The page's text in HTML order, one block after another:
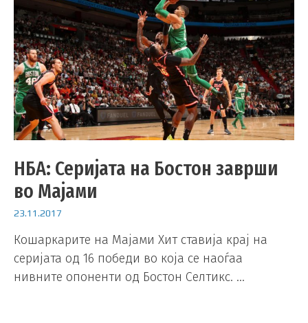
НБА: Серијата на Бостон заврши
во Мајами
23.11.2017
Кошаркарите на Мајами Хит ставија крај на
серијата од 16 победи во која се наоѓаа
нивните опоненти од Бостон Селтикс. …